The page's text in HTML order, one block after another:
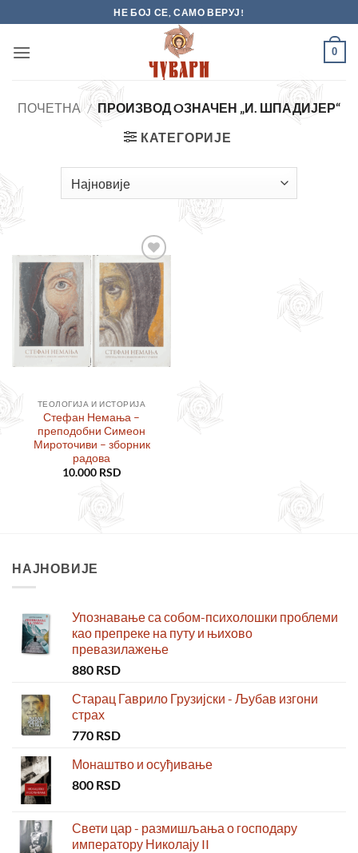
to
content
НЕ БОЈ СЕ, САМО ВЕРУЈ!
0
ПОЧЕТНА / ПРОИЗВОД OЗНАЧЕН „И. ШПАДИЈЕР“
КАТЕГОРИЈЕ
Додајте
у листу
жеља
ТЕОЛОГИЈА И ИСТОРИЈА
Стефан Немања –
преподобни Симеон
Мироточиви – зборник
радова
10.000 RSD
НАЈНОВИЈЕ
Упознавање са собом-психолошки проблеми
као препреке на путу и њихово
превазилажење
880 RSD
Старац Гаврило Грузијски - Љубав изгони
страх
770 RSD
Монаштво и осуђивање
800 RSD
Свети цар - размишљања о господару
императору Николају II